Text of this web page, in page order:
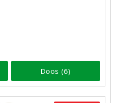
Doos (6)